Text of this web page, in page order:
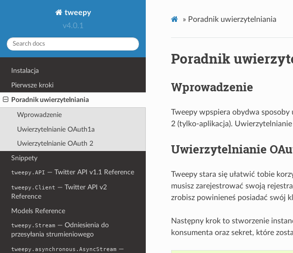
tweepy
v4.0.1
Instalacja
Pierwsze kroki
Poradnik uwierzytelniania
Wprowadzenie
Uwierzytelnianie OAuth1a
Uwierzytelnianie OAuth 2
Snippety
tweepy.API — Twitter API v1.1 Reference
tweepy.Client — Twitter API v2
Reference
Models Reference
tweepy.Stream — Odniesienia do
przesyłania strumieniowego
tweepy.asynchronous.AsyncStream —
» Poradnik uwierzytelniania
Poradnik
Wprowadzenie
Tweepy wpspiera obydwa
2 (tylko-aplikacja).
Uwierzytelnianie
Tweepy stara się ułatwić tobie
musisz zarejestrować swoją
zrobisz powinieneś posiadać swój
Następny krok to stworzenie
konsumenta oraz sekret, które